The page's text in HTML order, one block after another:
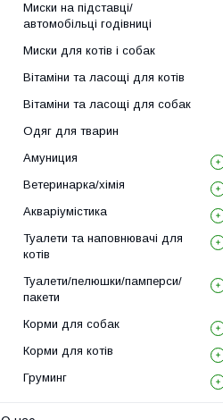
Миски на підставці/
автомобільці годівниці
Миски для котів і собак
Вітаміни та ласощі для котів
Вітаміни та ласощі для собак
Одяг для тварин
Амуниция
Ветеринарка/хімія
Акваріумістика
Туалети та наповнювачі для
котів
Туалети/пелюшки/памперси/
пакети
Корми для собак
Корми для котів
Груминг